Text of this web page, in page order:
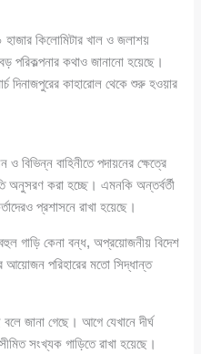
হাজার কিলোমিটার খাল ও জলাশয়
পরিকল্পনার কথাও জানানো হয়েছে।
দিনাজপুরের কাহারোল থেকে শুরু হওয়ার
বিভিন্ন বাহিনীতে পদায়নের ক্ষেত্রে
অনুসরণ করা হচ্ছে। এমনকি অন্তর্বর্তী
প্রশাসনে রাখা হয়েছে।
গাড়ি কেনা বন্ধ, অপ্রয়োজনীয় বিদেশ
পরিহারের মতো সিদ্ধান্ত
জানা গেছে। আগে যেখানে দীর্ঘ
সংখ্যক গাড়িতে রাখা হয়েছে।